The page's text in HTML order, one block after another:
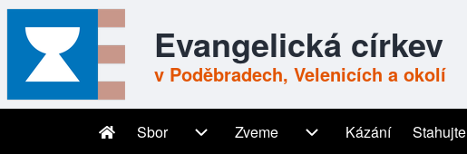
Skip to header
Skip to main navigation
Přejít k hlavnímu obsahu
Skip to footer
Evangelická církev
v Poděbradech, Velenicích a okolí
Sbor Zveme
Zveme sub-navigation
Kázání Stahujte